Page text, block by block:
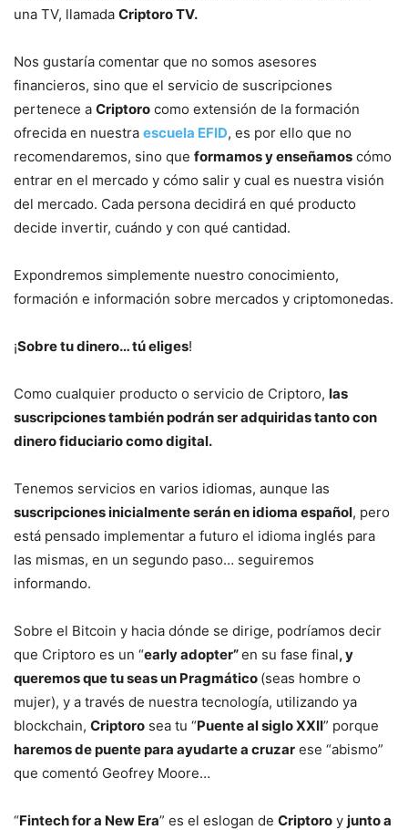
una TV, llamada Criptoro TV.
Nos gustaría comentar que no somos asesores
financieros, sino que el servicio de suscripciones
pertenece a Criptoro como extensión de la formación
ofrecida en nuestra escuela EFID, es por ello que no
recomendaremos, sino que formamos y enseñamos cómo
entrar en el mercado y cómo salir y cual es nuestra visión
del mercado. Cada persona decidirá en qué producto
decide invertir, cuándo y con qué cantidad.
Expondremos simplemente nuestro conocimiento,
formación e información sobre mercados y criptomonedas.
¡Sobre tu dinero… tú eliges!
Como cualquier producto o servicio de Criptoro, las
suscripciones también podrán ser adquiridas tanto con
dinero fiduciario como digital.
Tenemos servicios en varios idiomas, aunque las
suscripciones inicialmente serán en idioma español, pero
está pensado implementar a futuro el idioma inglés para
las mismas, en un segundo paso… seguiremos
informando.
Sobre el Bitcoin y hacia dónde se dirige, podríamos decir
que Criptoro es un “early adopter”en su fase final, y
queremos que tu seas un Pragmático (seas hombre o
mujer), y a través de nuestra tecnología, utilizando ya
blockchain, Criptoro sea tu “Puente al siglo XXII” porque
haremos de puente para ayudarte a cruzar ese “abismo”
que comentó Geofrey Moore…
“Fintech for a New Era” es el eslogan de Criptoro y junto a